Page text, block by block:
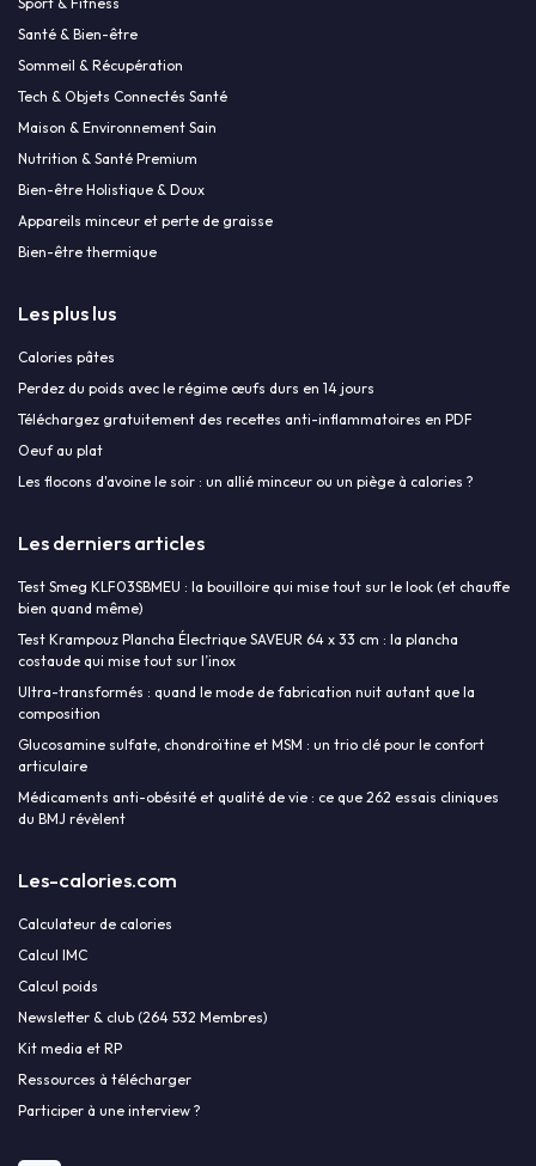
Santé & Bien-être
Sommeil & Récupération
Tech & Objets Connectés Santé
Maison & Environnement Sain
Nutrition & Santé Premium
Bien-être Holistique & Doux
Appareils minceur et perte de graisse
Bien-être thermique
Les plus lus
Calories pâtes
Perdez du poids avec le régime œufs durs en 14 jours
Téléchargez gratuitement des recettes anti-inflammatoires en PDF
Oeuf au plat
Les flocons d'avoine le soir : un allié minceur ou un piège à calories ?
Les derniers articles
Test Smeg KLF03SBMEU : la bouilloire qui mise tout sur le look (et chauffe
bien quand même)
Test Krampouz Plancha Électrique SAVEUR 64 x 33 cm : la plancha
costaude qui mise tout sur l’inox
Ultra-transformés : quand le mode de fabrication nuit autant que la
composition
Glucosamine sulfate, chondroïtine et MSM : un trio clé pour le confort
articulaire
Médicaments anti-obésité et qualité de vie : ce que 262 essais cliniques
du BMJ révèlent
Les-calories.com
Calculateur de calories
Calcul IMC
Calcul poids
Newsletter & club (264 532 Membres)
Kit media et RP
Ressources à télécharger
Participer à une interview ?